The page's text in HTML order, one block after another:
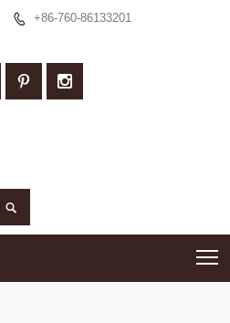
 +86-760-86133201
 
